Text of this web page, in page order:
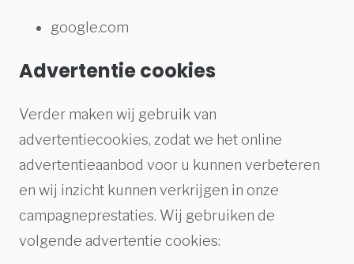
google.com
Advertentie cookies
Verder maken wij gebruik van
advertentiecookies, zodat we het online
advertentieaanbod voor u kunnen verbeteren
en wij inzicht kunnen verkrijgen in onze
campagneprestaties. Wij gebruiken de
volgende advertentie cookies: